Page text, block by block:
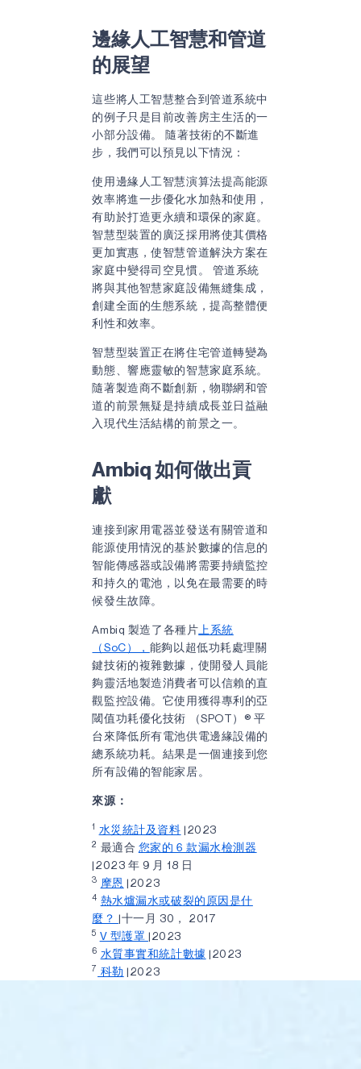
邊緣人工智慧和管道
的展望
這些將人工智慧整合到管道系統中
的例子只是目前改善房主生活的一
小部分設備。 隨著技術的不斷進
步，我們可以預見以下情況：
使用邊緣人工智慧演算法提高能源
效率將進一步優化水加熱和使用，
有助於打造更永續和環保的家庭。
智慧型裝置的廣泛採用將使其價格
更加實惠，使智慧管道解決方案在
家庭中變得司空見慣。 管道系統
將與其他智慧家庭設備無縫集成，
創建全面的生態系統，提高整體便
利性和效率。
智慧型裝置正在將住宅管道轉變為
動態、響應靈敏的智慧家庭系統。
隨著製造商不斷創新，物聯網和管
道的前景無疑是持續成長並日益融
入現代生活結構的前景之一。
Ambiq 如何做出貢
獻
連接到家用電器並發送有關管道和
能源使用情況的基於數據的信息的
智能傳感器或設備將需要持續監控
和持久的電池，以免在最需要的時
候發生故障。
Ambiq 製造了各種片 上系統
（SoC）， 能夠以超低功耗處理關
鍵技術的複雜數據，使開發人員能
夠靈活地製造消費者可以信賴的直
觀監控設備。它使用獲得專利的亞
閾值功耗優化技術 （SPOT） ® 平
台來降低所有電池供電邊緣設備的
總系統功耗。結果是一個連接到您
所有設備的智能家居。
來源：
1 水災統計及資料 |2023
2 最適合 您家的 6 款漏水檢測器
|2023 年 9 月 18 日
3 摩恩 |2023
4 熱水爐漏水或破裂的原因是什
麼？|十一月 30， 2017
5 V 型護罩 |2023
6 水質事實和統計數據 |2023
7 科勒 |2023